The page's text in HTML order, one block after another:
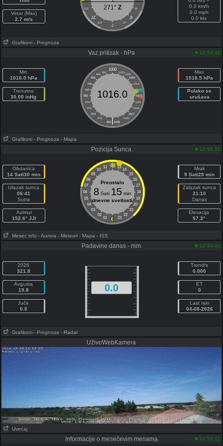
Vetar (Max)
2.7 m/s
ZJZ IJI
JZ JI
JJZ JJI
J
271° Z
0.0 km/h
0.0 mph
0.0 kts
Grafikoni - Prognoza
Vaz.pritisak - hPa 12:54:42
Min
1016.0 hPa
Trenutno
30.00 inHg
1000
997 1003
994
1006
991
1009
988
1012
985
1015
982
1018
979
1021
976
1024
973
1027
970
1030
|
964 1036
1016.0
Max
1018.5 hPa
Polako se
urušava
Grafikoni - Prognoza - Mapa
Pozicija Sunca 12:55:12
Obdanica
14 Sati30 min
Izlazak sunca
06:41
Sutra
Azimut
152.6° JJI
11 13
10
14
09
15
08
16
07
17
06
18
05
19
04
20
03
21
02
22
01 23
Preostalo
8Sati 15min
dnevne svetlosti
Mrak
9 Sati29 min
Zalazak sunca
21:10
Danas
Elevacija
57.3°
Mesec info - Aurora - Meteori - Mapa - ISS
Padavine danas - mm 12:54:42
2026
321.8
Avgusta
19.8
Juče
0.0
0.0
Trend/s
0.000
ET
0
Last rain
04-08-2026
Grafikoni - Prognoza - Radar
UživoWebKamera
Uvećaj
Informacije o mesečevim menama 12:55:12